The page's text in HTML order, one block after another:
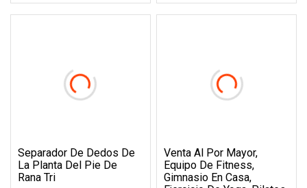
Separador De Dedos De
La Planta Del Pie De
Rana Tri
Venta Al Por Mayor,
Equipo De Fitness,
Gimnasio En Casa,